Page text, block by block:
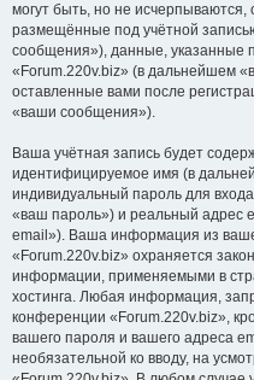
могут быть, но не
размещённые под учётной
сообщения»), данные, указанные
«Forum.220v.biz» (в дальнейшем
оставленные вами после
«ваши сообщения»).
Ваша учётная запись будет
идентифицируемое имя (в
индивидуальный пароль для
«ваш пароль») и реальный адрес
email»). Ваша информация из
«Forum.220v.biz» охраняется
информации, применяемыми в
хостинга. Любая информация,
конференции «Forum.220v.biz»,
вашего пароля и вашего адреса
необязательной ко вводу, на